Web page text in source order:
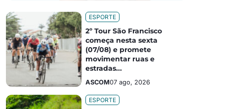
ESPORTE
2º Tour São Francisco
começa nesta sexta
(07/08) e promete
movimentar ruas e
estradas...
ASCOM07 ago, 2026
ESPORTE